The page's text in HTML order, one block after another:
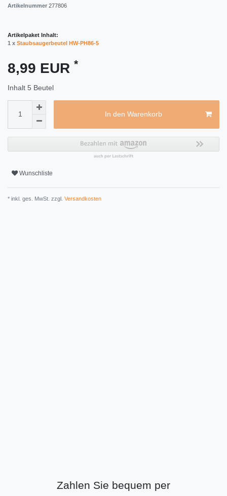
Artikelnummer 277806
Artikelpaket Inhalt:
1 x Staubsaugerbeutel HW-PH86-5
8,99 EUR *
Inhalt 5 Beutel
In den Warenkorb
Wunschliste
* inkl. ges. MwSt. zzgl. Versandkosten
Zahlen Sie bequem per